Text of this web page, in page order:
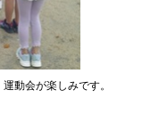
動会が楽しみです。